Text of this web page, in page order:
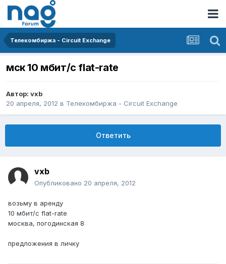
Телекомбиржа - Circuit Exchange
мск 10 мбит/с flat-rate
Автор: vxb
20 апреля, 2012 в Телекомбиржа - Circuit Exchange
Ответить
vxb
Опубликовано 20 апреля, 2012
возьму в аренду
10 мбит/с flat-rate
москва, погодинская 8
предложения в личку